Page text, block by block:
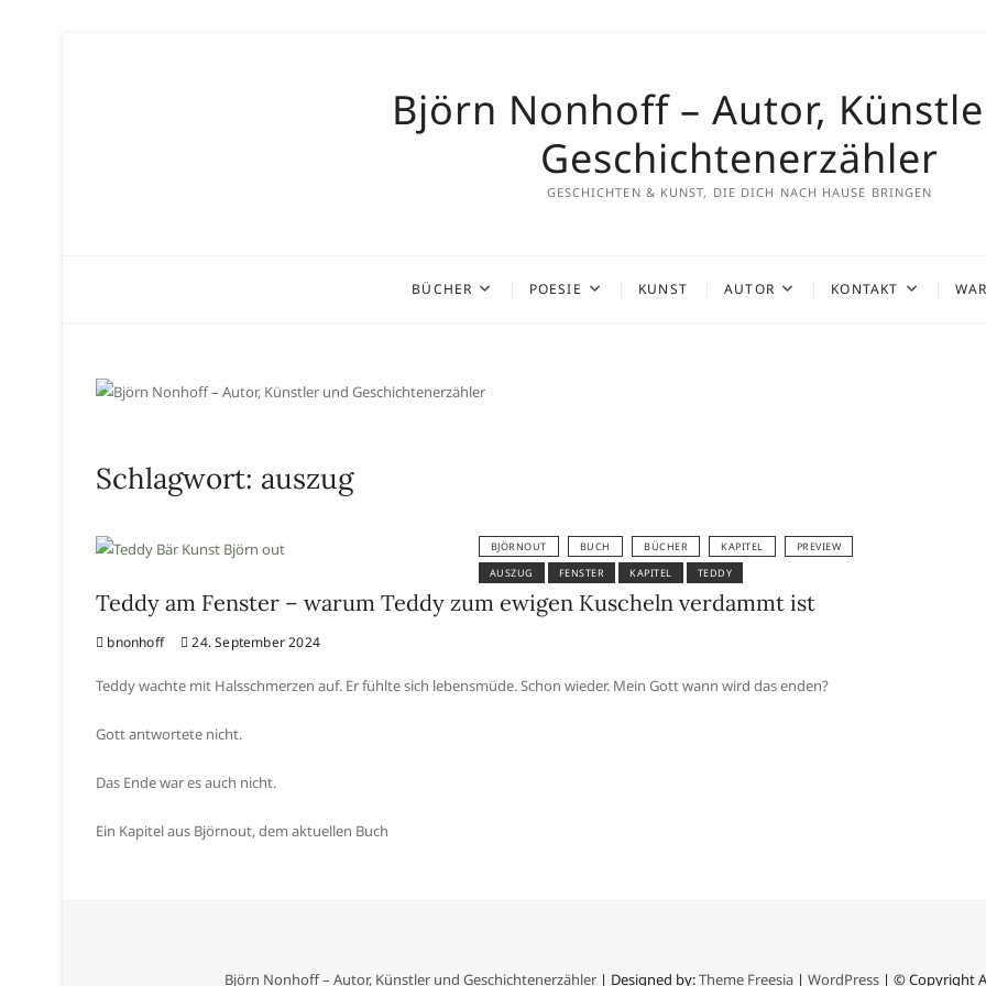
Björn Nonhoff – Autor,
Geschichtenerzähler
GESCHICHTEN & KUNST, DIE DICH NACH HAUSE BRINGEN
BÜCHER POESIE KUNST AUTOR KONTAKT
Schlagwort: auszug
BJÖRNOUT BUCH BÜCHER KAPITEL
PREVIEW
AUSZUG
FENSTER KAPITEL TEDDY
Teddy am Fenster – warum Teddy zum ewigen Kuscheln verdammt ist
bnonhoff 24. September 2024
Teddy wachte mit Halsschmerzen auf. Er fühlte sich lebensmüde. Schon wieder. Mein Gott wann wird das enden?
Gott antwortete nicht.
Das Ende war es auch nicht.
Ein Kapitel aus Björnout, dem aktuellen Buch
Björn Nonhoff – Autor, Künstler und Geschichtenerzähler | Designed by:Theme Freesia | WordPress | © Copyright